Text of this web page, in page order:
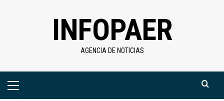
INFOPAER
AGENCIA DE NOTICIAS
Menú